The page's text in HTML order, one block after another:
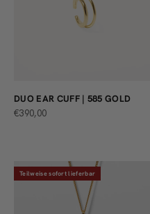
DUO EAR CUFF | 585 GOLD
ANGEBOT
€390,00
Teilweise sofort lieferbar